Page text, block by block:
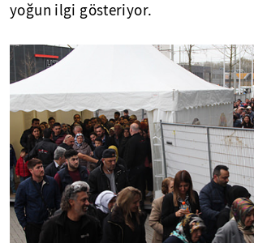
yoğun ilgi gösteriyor.